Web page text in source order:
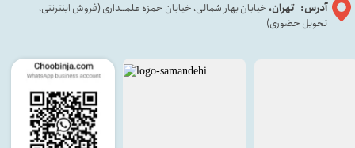
آدرس: تهران، خیابان بهار شمالی، خیابان حمزه علمــداری (فروش اینترنتی،
تحویل حضوری)